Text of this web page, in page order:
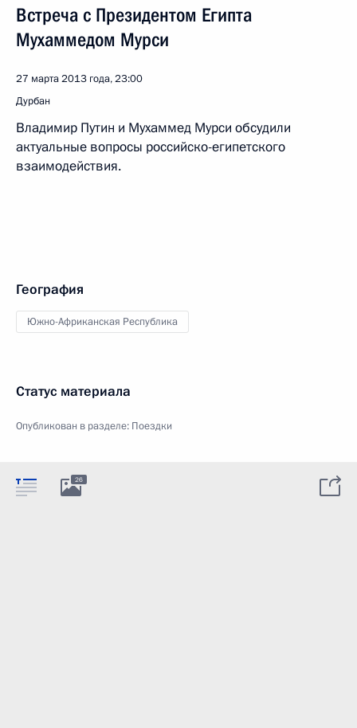
Встреча с Президентом Египта
Мухаммедом Мурси
27 марта 2013 года, 23:00
Дурбан
Владимир Путин и Мухаммед Мурси обсудили
актуальные вопросы российско-египетского
взаимодействия.
География
Южно-Африканская Республика
Статус материала
Опубликован в разделе: Поездки
26